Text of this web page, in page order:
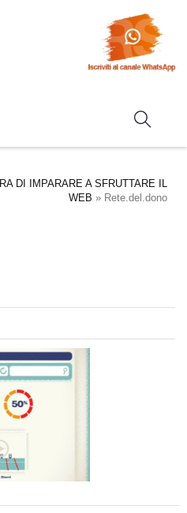
DI IMPARARE A SFRUTTARE IL
WEB » Rete.del.dono